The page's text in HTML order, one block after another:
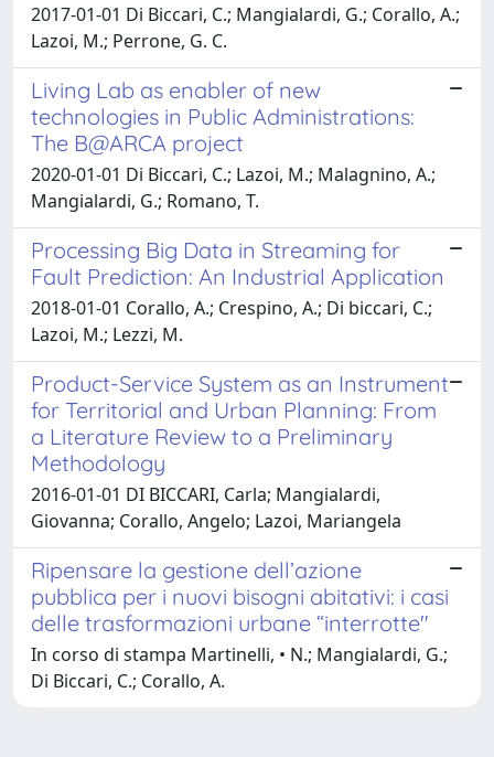
2017-01-01 Di Biccari, C.; Mangialardi, G.; Corallo, A.;
Lazoi, M.; Perrone, G. C.
Living Lab as enabler of new
technologies in Public Administrations:
The B@ARCA project
2020-01-01 Di Biccari, C.; Lazoi, M.; Malagnino, A.;
Mangialardi, G.; Romano, T.
Processing Big Data in Streaming for
Fault Prediction: An Industrial Application
2018-01-01 Corallo, A.; Crespino, A.; Di biccari, C.;
Lazoi, M.; Lezzi, M.
Product-Service System as an Instrument
for Territorial and Urban Planning: From
a Literature Review to a Preliminary
Methodology
2016-01-01 DI BICCARI, Carla; Mangialardi,
Giovanna; Corallo, Angelo; Lazoi, Mariangela
Ripensare la gestione dell’azione
pubblica per i nuovi bisogni abitativi: i casi
delle trasformazioni urbane “interrotte"
In corso di stampa Martinelli, • N.; Mangialardi, G.;
Di Biccari, C.; Corallo, A.